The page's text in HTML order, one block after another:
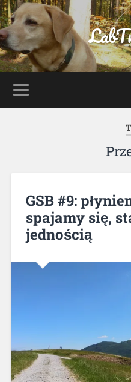
GSB #9:
spajamy się,
jednością